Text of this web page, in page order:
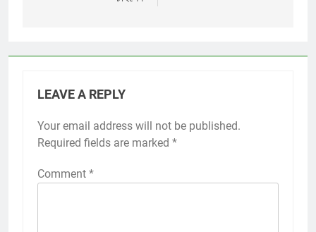
LEAVE A REPLY
Your email address will not be published.
Required fields are marked *
Comment *